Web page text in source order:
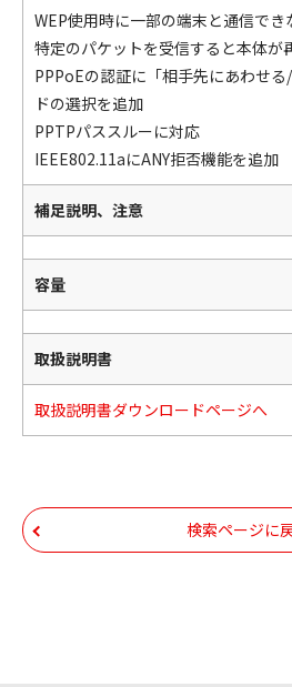
WEP使用時に一部の端末と通信で
特定のパケットを受信すると本体が
PPPoEの認証に「相手先にあわせ
ドの選択を追加
PPTPパススルーに対応
IEEE802.11aにANY拒否機能を追加
補足説明、注意
容量
取扱説明書
取扱説明書ダウンロードページへ
検索ページに